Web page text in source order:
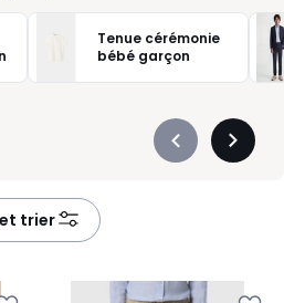
Tenue cérémonie
bébé garçon
Précédent
trier